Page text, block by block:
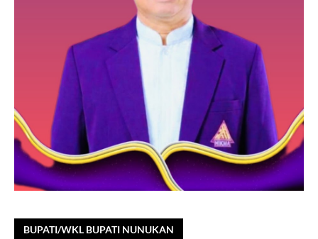
BUPATI/WKL BUPATI NUNUKAN